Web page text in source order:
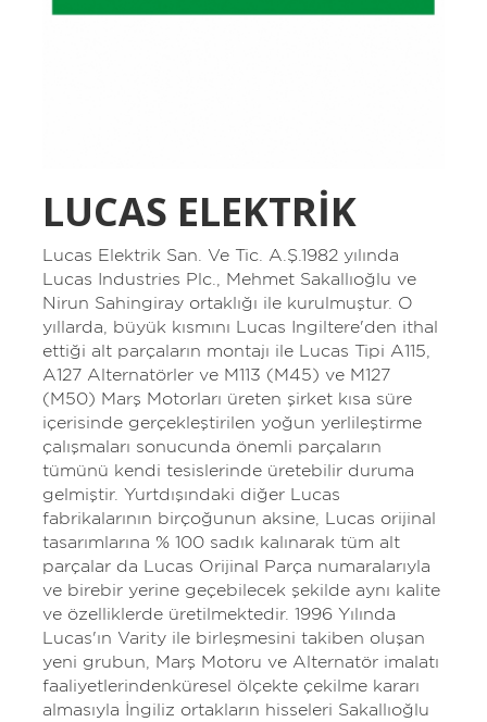
LUCAS ELEKTRİK
Lucas Elektrik San. Ve Tic. A.Ş.1982 yılında
Lucas Industries Plc., Mehmet Sakallıoğlu ve
Nirun Sahingiray ortaklığı ile kurulmuştur. O
yıllarda, büyük kısmını Lucas Ingiltere'den ithal
ettiği alt parçaların montajı ile Lucas Tipi A115,
A127 Alternatörler ve M113 (M45) ve M127
(M50) Marş Motorları üreten şirket kısa süre
içerisinde gerçekleştirilen yoğun yerlileştirme
çalışmaları sonucunda önemli parçaların
tümünü kendi tesislerinde üretebilir duruma
gelmiştir. Yurtdışındaki diğer Lucas
fabrikalarının birçoğunun aksine, Lucas orijinal
tasarımlarına % 100 sadık kalınarak tüm alt
parçalar da Lucas Orijinal Parça numaralarıyla
ve birebir yerine geçebilecek şekilde aynı kalite
ve özelliklerde üretilmektedir. 1996 Yılında
Lucas'ın Varity ile birleşmesini takiben oluşan
yeni grubun, Marş Motoru ve Alternatör imalatı
faaliyetlerindenküresel ölçekte çekilme kararı
almasıyla İngiliz ortakların hisseleri Sakallıoğlu